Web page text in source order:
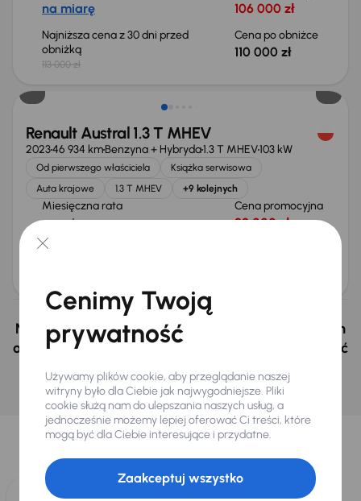
na miarę 106 000 zł
Najniższa cena z 30 dni przed
obniżką
113 000 zł
Cena po obniżce
110 000 zł
Taniej o 2 000 zł
Renault Austral 1.3 T MHEV
202346 934 kmBenzyna + Hybryda1.3 T MHEV103 kW
Od pierwszego właściciela
Książka serwisowa
Auta krajowe
1.3 T MHEV +9 kolejnych
Miesięczna rata
na miarę
Cena promocyjna
99 000 zł
Najniższa cena z 30 dni przed
Nie wybrałeś auto z oferty? Nie szkodzi, w naszych
oddziałach w Czechach i na Słowacji możemy mieć
podobne samochody, których szukasz.
Znajdź podobny samochód
Wybraliśmy dla Ciebie
Cenimy Twoją
prywatność
Używamy plików cookie, aby przeglądanie naszej
witryny było dla Ciebie jak najwygodniejsze. Pliki
cookie służą nam do ulepszania naszych usług, a
jednocześnie możemy lepiej oferować Ci treści, które
mogą być dla Ciebie interesujące i przydatne.
Zaakceptuj wszystko